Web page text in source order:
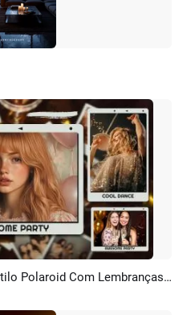
Criar IA Colagem De Fotos Retrô Estilo Polaroid Com Lembranças Divertidas De Aniversários, Casamentos E Viagens.